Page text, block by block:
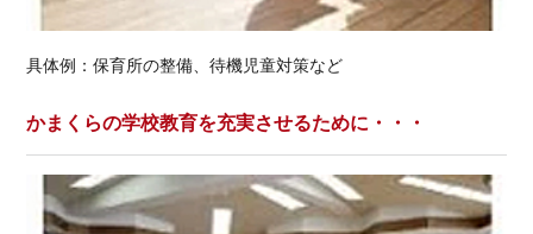
具体例：保育所の整備、待機児童対策など
かまくらの学校教育を充実させるために・・・